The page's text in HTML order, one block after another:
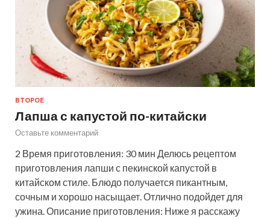
ВТОРОЕ
Лапша с капустой по-китайски
Оставьте комментарий
2 Время приготовления: 30 мин Делюсь рецептом
приготовления лапши с пекинской капустой в
китайском стиле. Блюдо получается пикантным,
сочным и хорошо насыщает. Отлично подойдет для
ужина. Описание приготовления: Ниже я расскажу